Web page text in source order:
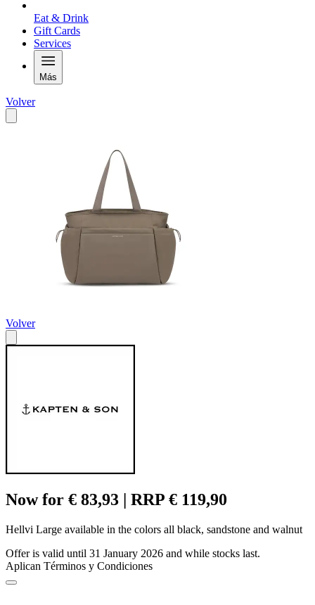
Eat & Drink
Gift Cards
Services
Más
Volver
Volver
Now for € 83,93 | RRP € 119,90
Hellvi Large available in the colors all black, sandstone and walnut
Offer is valid until 31 January 2026 and while stocks last.
Aplican Términos y Condiciones